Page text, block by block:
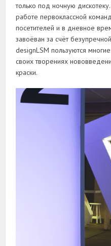
только под ночную
работе первоклассной
посетителей и в дневное
завоёван за счёт
designLSM пользуются
своих творениях
краски.